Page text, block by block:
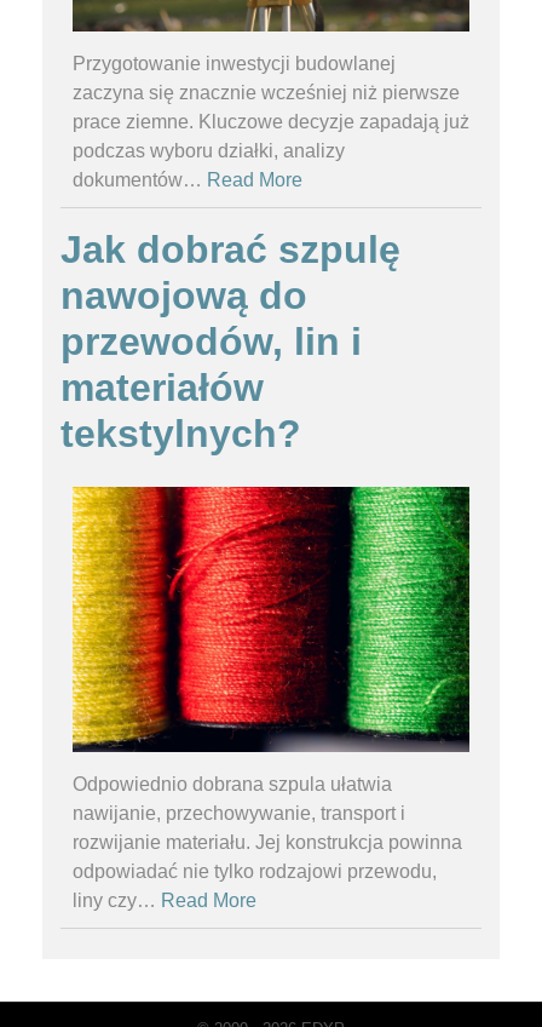
Przygotowanie inwestycji budowlanej
zaczyna się znacznie wcześniej niż pierwsze
prace ziemne. Kluczowe decyzje zapadają już
podczas wyboru działki, analizy
dokumentów… Read More
Jak dobrać szpulę
nawojową do
przewodów, lin i
materiałów
tekstylnych?
Odpowiednio dobrana szpula ułatwia
nawijanie, przechowywanie, transport i
rozwijanie materiału. Jej konstrukcja powinna
odpowiadać nie tylko rodzajowi przewodu,
liny czy… Read More